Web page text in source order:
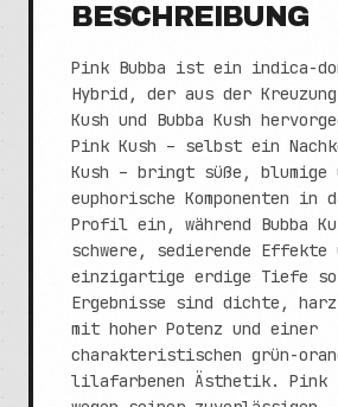
BESCHREIBUNG
Pink Bubba ist ein indica-
Hybrid, der aus der
Kush und Bubba Kush
Pink Kush – selbst ein
Kush – bringt süße, blumige
euphorische Komponenten in
Profil ein, während Bubba
schwere, sedierende Effekte
einzigartige erdige Tiefe
Ergebnisse sind dichte,
mit hoher Potenz und einer
charakteristischen grün-
lilafarbenen Ästhetik. Pink